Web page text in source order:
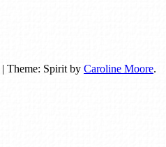
| Theme: Spirit by Caroline Moore.